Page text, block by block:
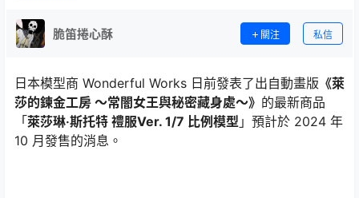
脆笛捲心酥 關注 私信
日本模型商 Wonderful Works 日前發表了出自動畫版 《萊
莎的鍊金工房 ～常闇女王與秘密藏身處～》 的最新商品
「萊莎琳‧斯托特 禮服Ver. 1/7 比例模型 」預計於 2024 年
10 月發售的消息。